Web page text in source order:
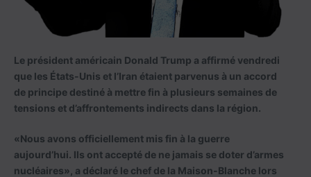
Le président américain Donald Trump a affirmé vendredi
que les États-Unis et l’Iran étaient parvenus à un accord
de principe destiné à mettre fin à plusieurs semaines de
tensions et d’affrontements indirects dans la région.
«Nous avons officiellement mis fin à la guerre
aujourd’hui. Ils ont accepté de ne jamais se doter d’armes
nucléaires», a déclaré le chef de la Maison-Blanche lors